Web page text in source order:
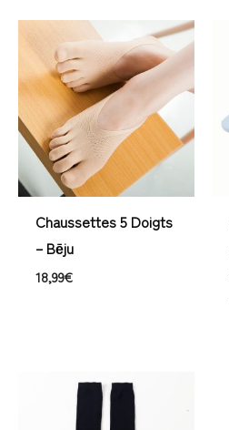
Chaussettes 5 Doigts
– Bēju
18,99€